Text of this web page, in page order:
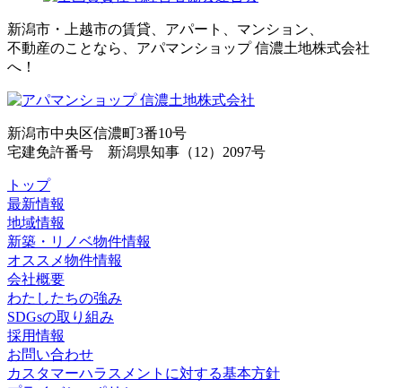
新潟市・上越市の賃貸、アパート、マンション、
不動産のことなら、アパマンショップ 信濃土地株式会社
へ！
新潟市中央区信濃町3番10号
宅建免許番号 新潟県知事（12）2097号
トップ
最新情報
地域情報
新築・リノベ物件情報
オススメ物件情報
会社概要
わたしたちの強み
SDGsの取り組み
採用情報
お問い合わせ
カスタマーハラスメントに対する基本方針